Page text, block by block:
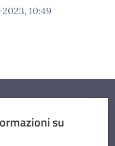
10:49
su